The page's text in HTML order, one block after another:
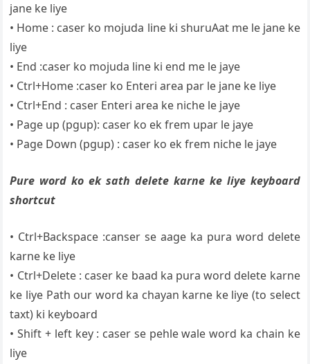
jane ke liye
• Home : caser ko mojuda line ki shuruAat me le jane ke
liye
• End :caser ko mojuda line ki end me le jaye
• Ctrl+Home :caser ko Enteri area par le jane ke liye
• Ctrl+End : caser Enteri area ke niche le jaye
• Page up (pgup): caser ko ek frem upar le jaye
• Page Down (pgup) : caser ko ek frem niche le jaye
Pure word ko ek sath delete karne ke liye keyboard
shortcut
• Ctrl+Backspace :canser se aage ka pura word delete
karne ke liye
• Ctrl+Delete : caser ke baad ka pura word delete karne
ke liye Path our word ka chayan karne ke liye (to select
taxt) ki keyboard
• Shift + left key : caser se pehle wale word ka chain ke
liye